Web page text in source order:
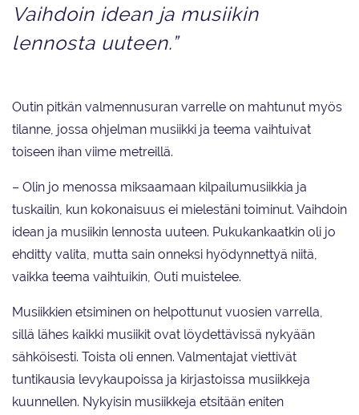
Vaihdoin idean ja musiikin
lennosta uuteen.”
Outin pitkän valmennusuran varrelle on mahtunut myös
tilanne, jossa ohjelman musiikki ja teema vaihtuivat
toiseen ihan viime metreillä.
– Olin jo menossa miksaamaan kilpailumusiikkia ja
tuskailin, kun kokonaisuus ei mielestäni toiminut. Vaihdoin
idean ja musiikin lennosta uuteen. Pukukankaatkin oli jo
ehditty valita, mutta sain onneksi hyödynnettyä niitä,
vaikka teema vaihtuikin, Outi muistelee.
Musiikkien etsiminen on helpottunut vuosien varrella,
sillä lähes kaikki musiikit ovat löydettävissä nykyään
sähköisesti. Toista oli ennen. Valmentajat viettivät
tuntikausia levykaupoissa ja kirjastoissa musiikkeja
kuunnellen. Nykyisin musiikkeja etsitään eniten